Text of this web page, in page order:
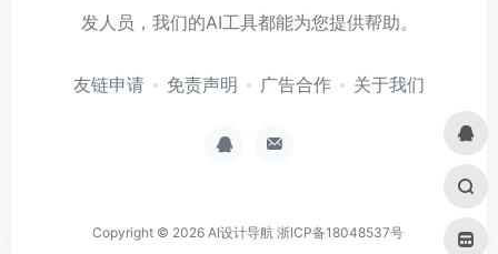
发人员，我们的AI工具都能为您提供帮助。
友链申请 免责声明 广告合作 关于我们
Copyright © 2026 AI设计导航 浙ICP备18048537号